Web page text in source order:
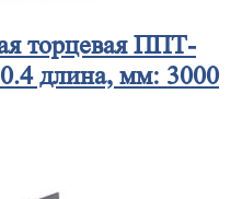
торцевая ППТ-
длина, мм: 3000